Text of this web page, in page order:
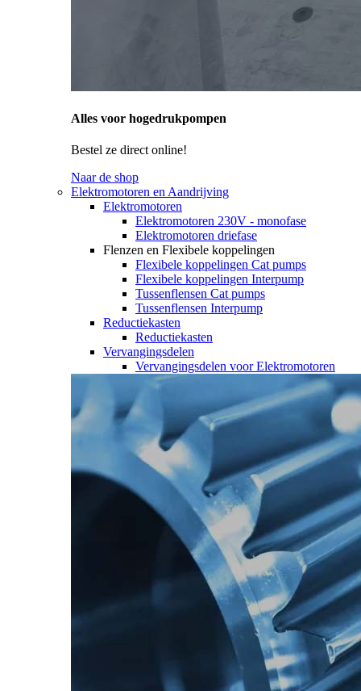
Alles voor hogedrukpompen
Bestel ze direct online!
Naar de shop
Elektromotoren en Aandrijving
Elektromotoren
Elektromotoren 230V - monofase
Elektromotoren driefase
Flenzen en Flexibele koppelingen
Flexibele koppelingen Cat pumps
Flexibele koppelingen Interpump
Tussenflensen Cat pumps
Tussenflensen Interpump
Reductiekasten
Reductiekasten
Vervangingsdelen
Vervangingsdelen voor Elektromotoren